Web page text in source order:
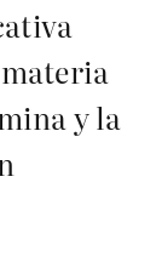
y la